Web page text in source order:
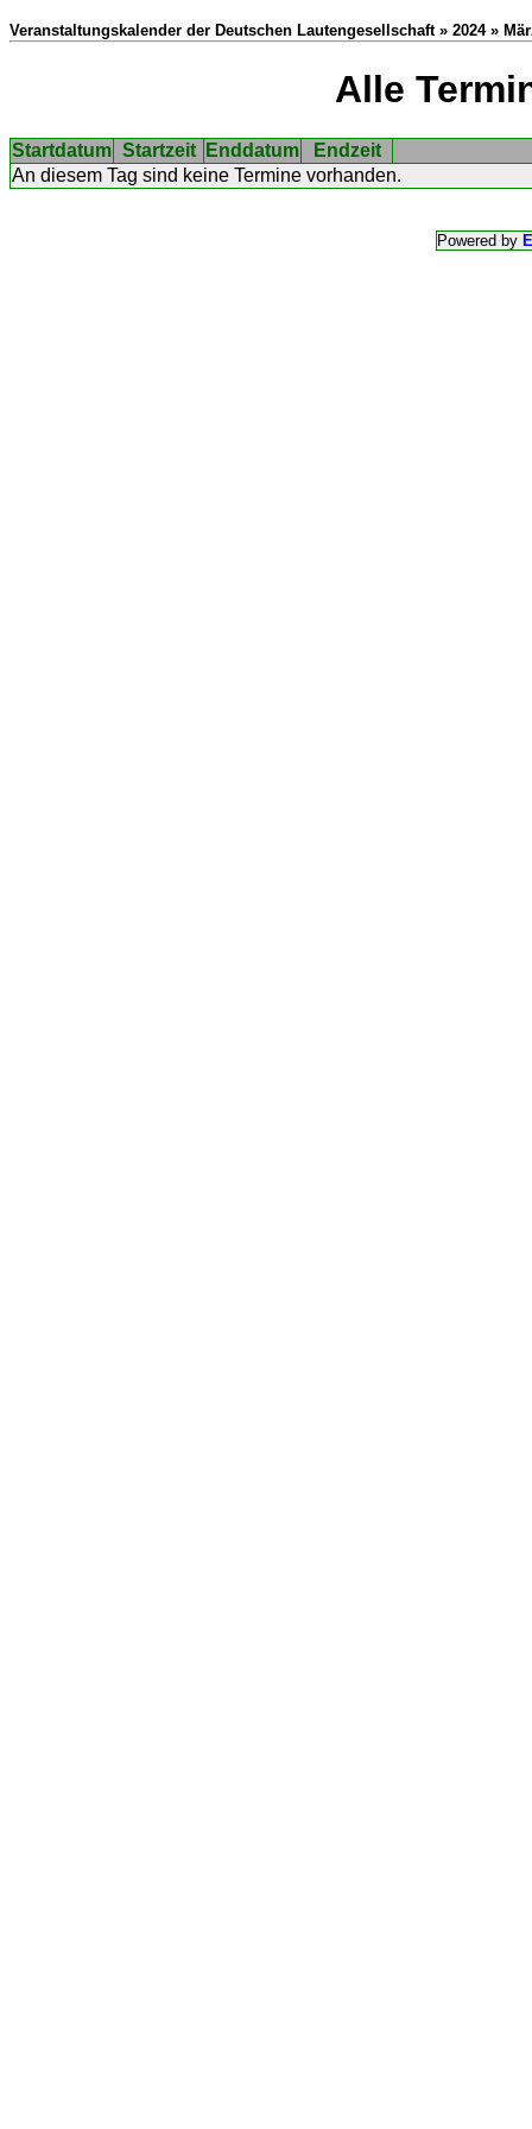
Veranstaltungskalender der Deutschen Lautengesellschaft » 2024 »
Alle
Startdatum Startzeit Enddatum
Endzeit
An diesem Tag sind keine Termine vorhanden.
Powered by